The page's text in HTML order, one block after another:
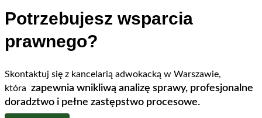
Potrzebujesz wsparcia
prawnego?
Skontaktuj się z kancelarią adwokacką w Warszawie,
która zapewnia wnikliwą analizę sprawy, profesjonalne
doradztwo i pełne zastępstwo procesowe.